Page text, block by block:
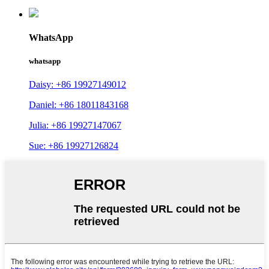
WhatsApp
whatsapp
Daisy: +86 19927149012
Daniel: +86 18011843168
Julia: +86 19927147067
Sue: +86 19927126824